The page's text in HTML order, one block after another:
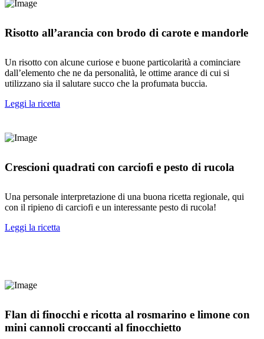
Risotto all’arancia con brodo di carote e mandorle
Un risotto con alcune curiose e buone particolarità a cominciare
dall’elemento che ne da personalità, le ottime arance di cui si
utilizzano sia il salutare succo che la profumata buccia.
Leggi la ricetta
Crescioni quadrati con carciofi e pesto di rucola
Una personale interpretazione di una buona ricetta regionale, qui
con il ripieno di carciofi e un interessante pesto di rucola!
Leggi la ricetta
Flan di finocchi e ricotta al rosmarino e limone con
mini cannoli croccanti al finocchietto